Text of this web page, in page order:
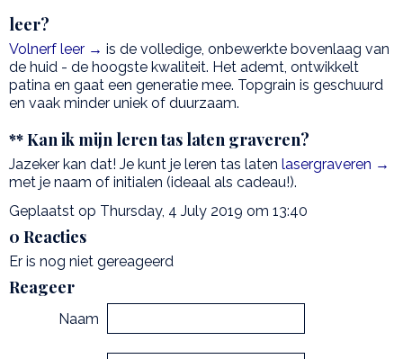
leer?
Volnerf leer → is de volledige, onbewerkte bovenlaag van
de huid - de hoogste kwaliteit. Het ademt, ontwikkelt
patina en gaat een generatie mee. Topgrain is geschuurd
en vaak minder uniek of duurzaam.
** Kan ik mijn leren tas laten graveren?
Jazeker kan dat! Je kunt je leren tas laten lasergraveren →
met je naam of initialen (ideaal als cadeau!).
Geplaatst op Thursday, 4 July 2019 om 13:40
0 Reacties
Er is nog niet gereageerd
Reageer
Naam